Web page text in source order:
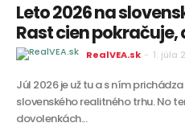
Leto 2026 na
Rast cien
RealVEA.sk - 1. júla
Júl 2026 je už tu a s ním
slovenského realitného trhu. No
dovolenkách...